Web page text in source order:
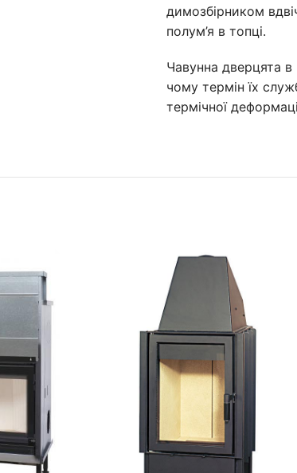
димозбірником
полум’я в топці.
Чавунна дверцята в
чому термін їх
термічної